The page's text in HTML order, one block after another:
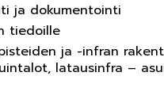
ja dokumentointi
tiedoille
ja -infran
latausinfra –